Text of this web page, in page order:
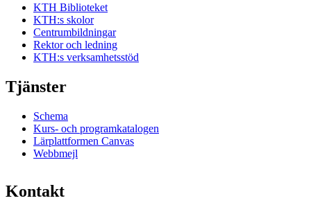
KTH Biblioteket
KTH:s skolor
Centrumbildningar
Rektor och ledning
KTH:s verksamhetsstöd
Tjänster
Schema
Kurs- och programkatalogen
Lärplattformen Canvas
Webbmejl
Kontakt